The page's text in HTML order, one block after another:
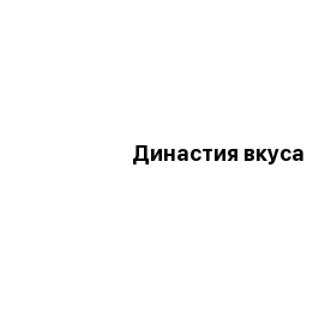
Династия вкуса